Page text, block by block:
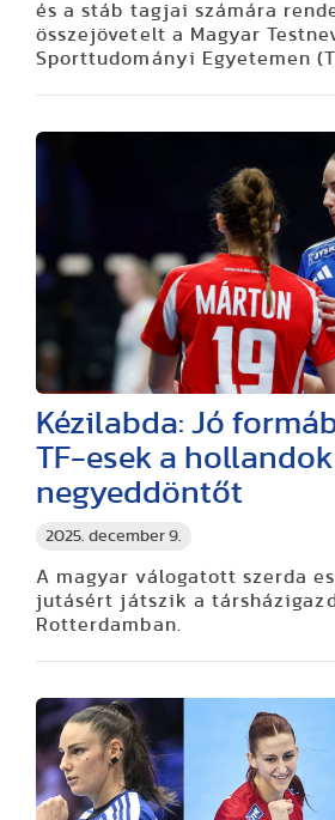
és a stáb tagjai számára
összejövetelt a Magyar
Sporttudományi Egyetemen
2025. december 9.
Kézilabda: Jó
TF-esek a
negyeddöntőt
A magyar válogatott szerda
jutásért játszik a
Rotterdamban.